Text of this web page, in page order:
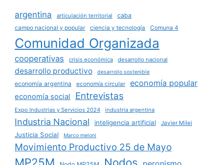
argentina articulación territorial
caba
campo nacional y popular
ciencia y tecnología Comuna 4
Comunidad Organizada
cooperativas crisis económica desarrollo nacional
desarrollo productivo desarrollo sostenible
economía argentina economía circular economía popular
economía social Entrevistas
Expo Industrias y Servicios 2024 industria argentina
Industria Nacional inteligencia artificial Javier Milei
Justicia Social Marco meloni
Movimiento Productivo 25 de Mayo
MP25M Nodos